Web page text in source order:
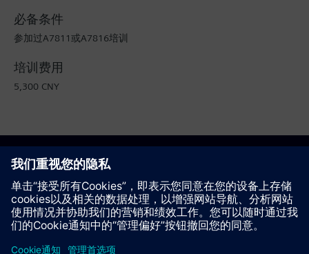
必备条件
参加过A7811或A7816培训
培训费用
5,300 CNY
将此课程加入“感兴趣列表”
推荐该页面